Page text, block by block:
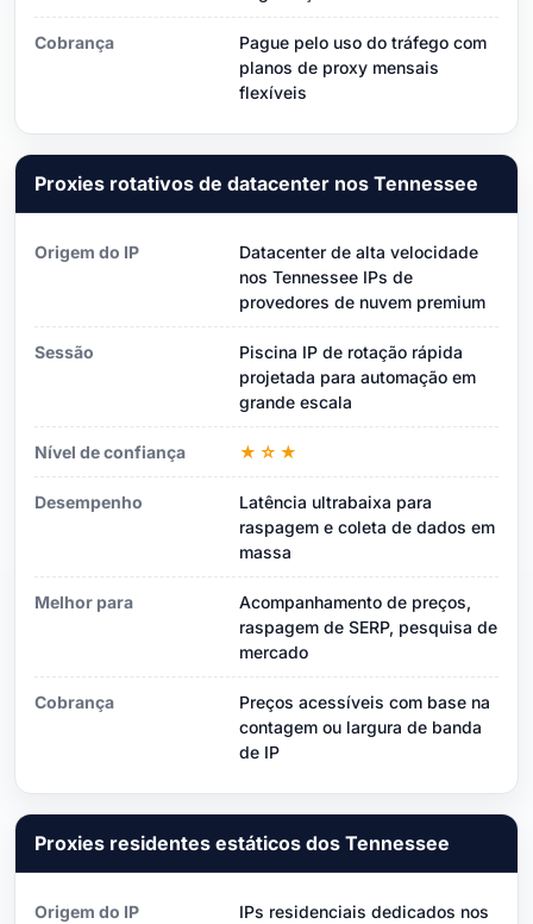
Cobrança
Pague pelo uso do tráfego com
planos de proxy mensais
flexíveis
Proxies rotativos de datacenter nos Tennessee
Origem do IP
Datacenter de alta velocidade
nos Tennessee IPs de
provedores de nuvem premium
Sessão
Piscina IP de rotação rápida
projetada para automação em
grande escala
Nível de confiança ★☆★
Desempenho
Latência ultrabaixa para
raspagem e coleta de dados em
massa
Melhor para
Acompanhamento de preços,
raspagem de SERP, pesquisa de
mercado
Cobrança
Preços acessíveis com base na
contagem ou largura de banda
de IP
Proxies residentes estáticos dos Tennessee
Origem do IP
IPs residenciais dedicados nos